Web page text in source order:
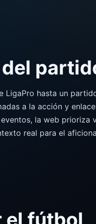
hasta un
a la acción y
la web
real para el